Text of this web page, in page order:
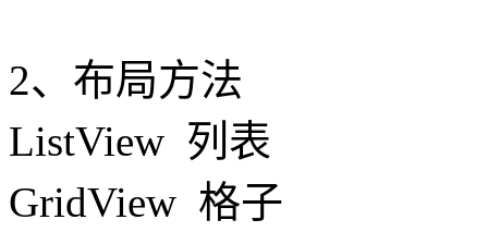
2、布局方法
ListView 列表
GridView 格子